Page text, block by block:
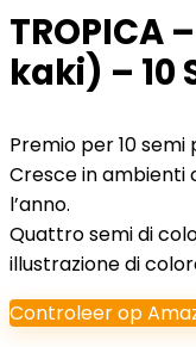
TROPICA
kaki) – 10
Premio per 10
Cresce in ambienti
l’anno.
Quattro semi di
illustrazione di
Controleer op